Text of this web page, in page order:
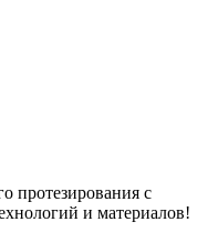
протезирования с
и материалов!